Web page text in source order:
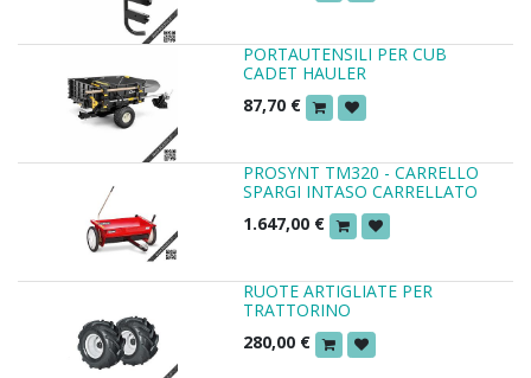
PORTAUTENSILI PER CUB
CADET HAULER
87,70 €
PROSYNT TM320 - CARRELLO
SPARGI INTASO CARRELLATO
1.647,00 €
RUOTE ARTIGLIATE PER
TRATTORINO
280,00 €